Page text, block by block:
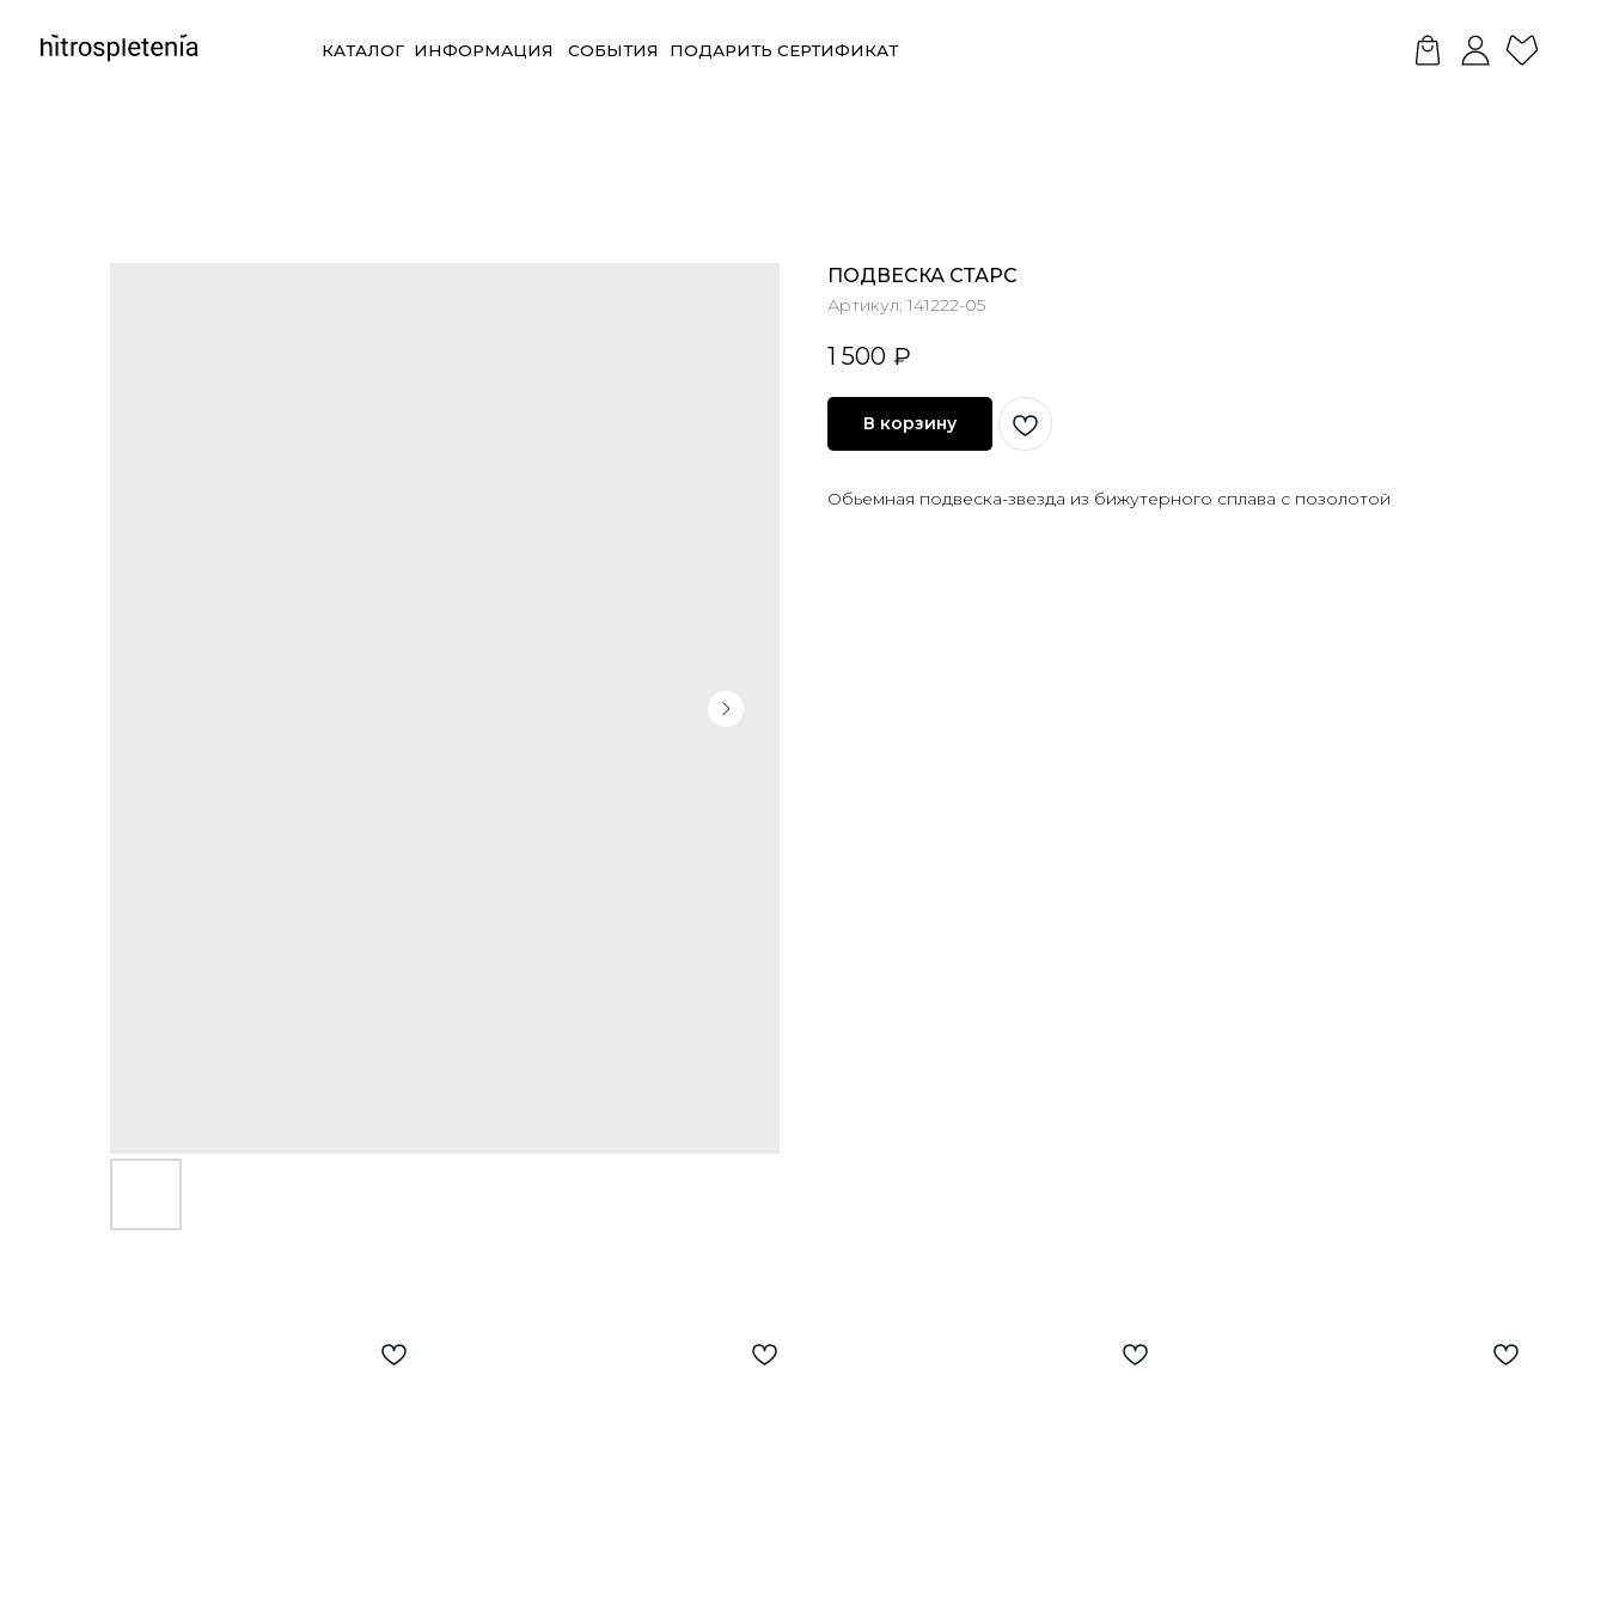
КАТАЛОГ ИНФОРМАЦИЯ СОБЫТИЯ ПОДАРИТЬ СЕРТИФИКАТ
ПОДВЕСКА СТАРС
Артикул: 141222-05
1 500 ₽
В корзину
Обьемная подвеска-звезда из бижутерного сплава с позолотой